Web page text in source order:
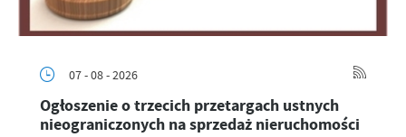
07 - 08 - 2026
Ogłoszenie o trzecich przetargach ustnych
nieograniczonych na sprzedaż nieruchomości